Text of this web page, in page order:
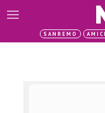
SANREMO